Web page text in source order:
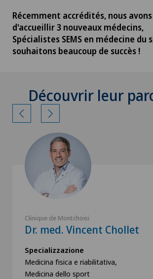
Récemment accrédités, nous
d'accueillir 3 nouveaux médecins,
Spécialistes SEMS en médecine
souhaitons beaucoup de succès !
Découvrir leur
Clinique de Montchoisi
Dr. med. Vincent Chollet
Specializzazione
Medicina fisica e riabilitativa,
Medicina dello sport